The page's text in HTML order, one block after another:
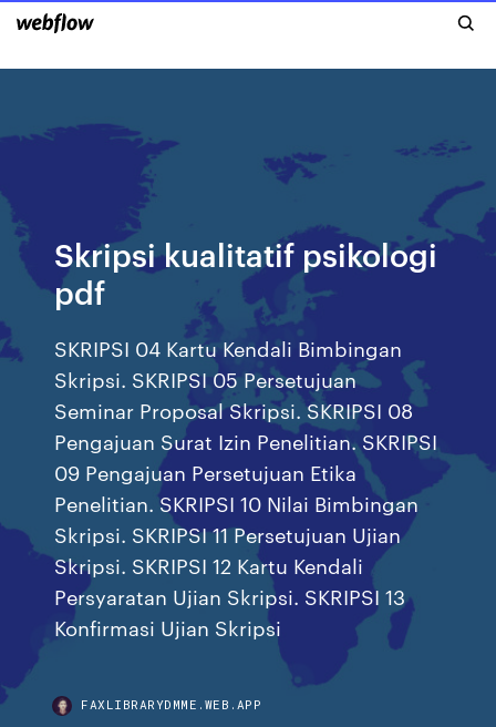
Skripsi kualitatif psikologi
pdf
SKRIPSI 04 Kartu Kendali Bimbingan
Skripsi. SKRIPSI 05 Persetujuan
Seminar Proposal Skripsi. SKRIPSI 08
Pengajuan Surat Izin Penelitian. SKRIPSI
09 Pengajuan Persetujuan Etika
Penelitian. SKRIPSI 10 Nilai Bimbingan
Skripsi. SKRIPSI 11 Persetujuan Ujian
Skripsi. SKRIPSI 12 Kartu Kendali
Persyaratan Ujian Skripsi. SKRIPSI 13
Konfirmasi Ujian Skripsi
FAXLIBRARYDMME.WEB.APP